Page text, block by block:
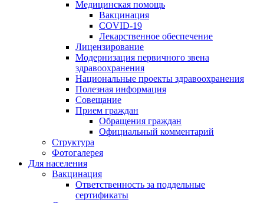
Медицинская помощь
Вакцинация
COVID-19
Лекарственное обеспечение
Лицензирование
Модернизация первичного звена
здравоохранения
Национальные проекты здравоохранения
Полезная информация
Совещание
Прием граждан
Обращения граждан
Официальный комментарий
Структура
Фотогалерея
Для населения
Вакцинация
Ответственность за поддельные
сертификаты